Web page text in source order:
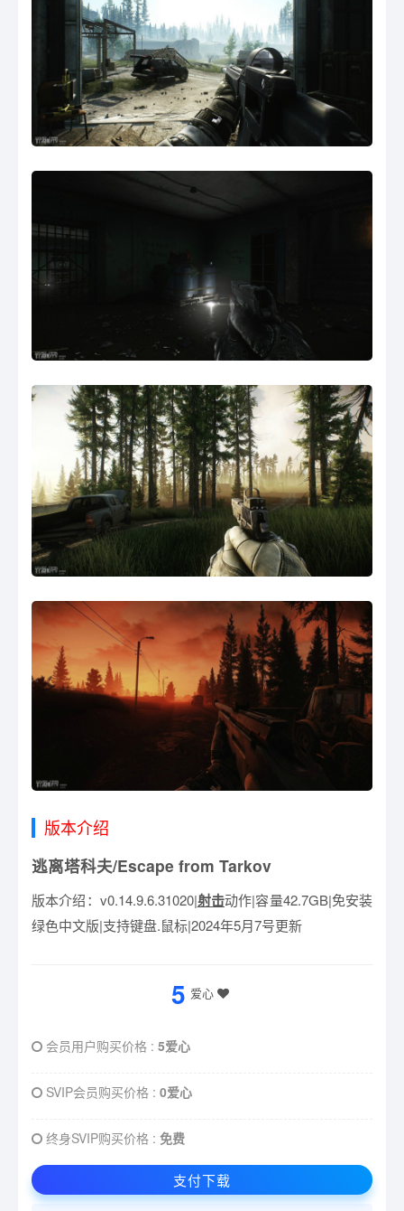
版本介绍
逃离塔科夫/Escape from Tarkov
版本介绍：v0.14.9.6.31020|射击动作|容量42.7GB|免安装
绿色中文版|支持键盘.鼠标|2024年5月7号更新
5 爱心
会员用户购买价格 : 5爱心
SVIP会员购买价格 : 0爱心
终身SVIP购买价格 : 免费
支付下载